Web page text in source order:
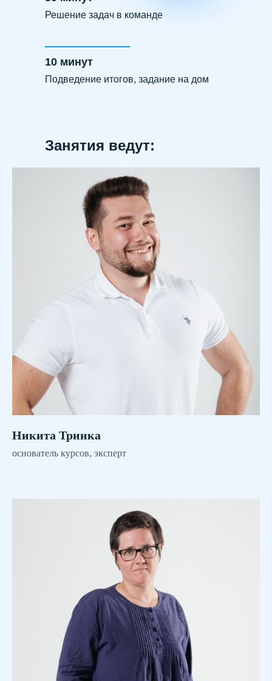
Решение задач в команде
10 минут
Подведение итогов, задание на дом
Занятия ведут:
Никита Тринка
основатель курсов, эксперт